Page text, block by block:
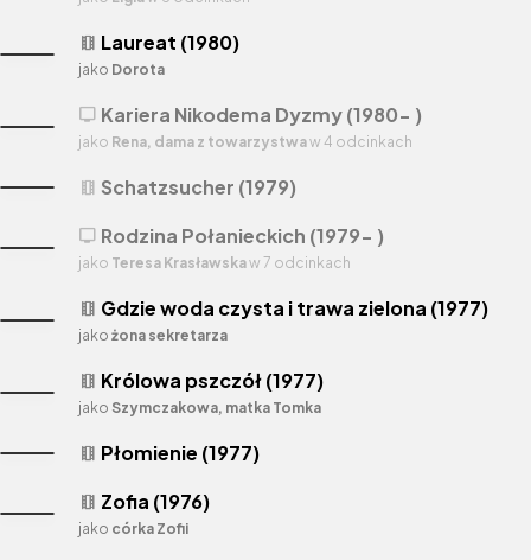
theaters Laureat (1980)
jako Dorota
theaters Gdzie woda czysta i trawa zielona (1977)
jako żona sekretarza
theaters Zofia (1976)
jako córka Zofii
theaters Schatzsucher (1979)
theaters Królowa pszczół (1977)
jako Szymczakowa, matka Tomka
theaters Płomienie (1977)
tv Kariera Nikodema Dyzmy (1980- )
jako Rena, dama z towarzystwaw 4 odcinkach
tv Rodzina Połanieckich (1979- )
jako Teresa Krasławskaw 7 odcinkach